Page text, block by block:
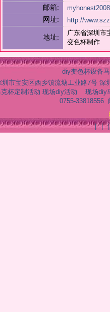
邮箱:
网址: http://
地址:
广东省深圳市
变色杯制作
diy变色杯设备
市宝安区西乡镇流塘工业路7号
杯定制活动 现场diy活动 现场
0755-33818556
| | |